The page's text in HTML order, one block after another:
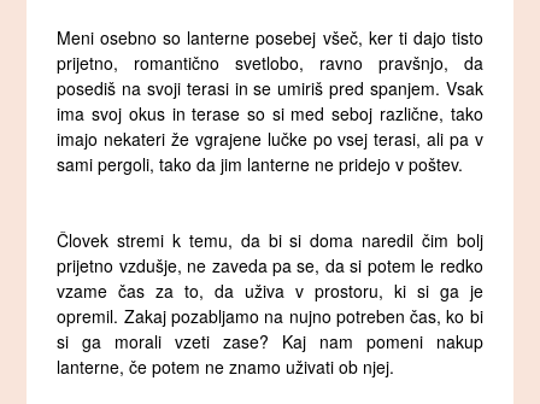
Meni osebno so lanterne posebej všeč, ker ti dajo tisto
prijetno, romantično svetlobo, ravno pravšnjo, da
posediš na svoji terasi in se umiriš pred spanjem. Vsak
ima svoj okus in terase so si med seboj različne, tako
imajo nekateri že vgrajene lučke po vsej terasi, ali pa v
sami pergoli, tako da jim lanterne ne pridejo v poštev.
Človek stremi k temu, da bi si doma naredil čim bolj
prijetno vzdušje, ne zaveda pa se, da si potem le redko
vzame čas za to, da uživa v prostoru, ki si ga je
opremil. Zakaj pozabljamo na nujno potreben čas, ko bi
si ga morali vzeti zase? Kaj nam pomeni nakup
lanterne, če potem ne znamo uživati ob njej.